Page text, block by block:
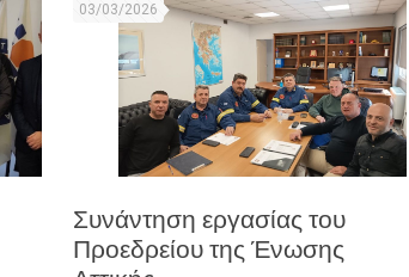
03/03/2026
Συνάντηση εργασίας του
Προεδρείου της Ένωσης